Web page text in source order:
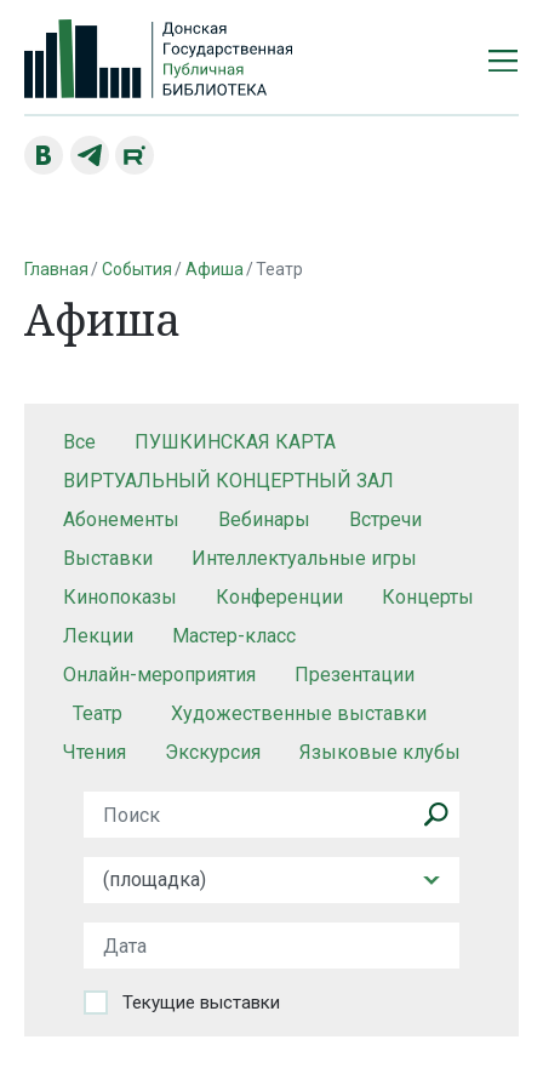
Главная События Афиша Театр
Афиша
Все
ПУШКИНСКАЯ КАРТА
ВИРТУАЛЬНЫЙ КОНЦЕРТНЫЙ ЗАЛ
Абонементы
Вебинары
Встречи
Выставки
Интеллектуальные игры
Кинопоказы
Конференции
Концерты
Лекции
Мастер-класс
Онлайн-мероприятия
Презентации
Театр
Художественные выставки
Чтения
Экскурсия Языковые клубы
Текущие выставки